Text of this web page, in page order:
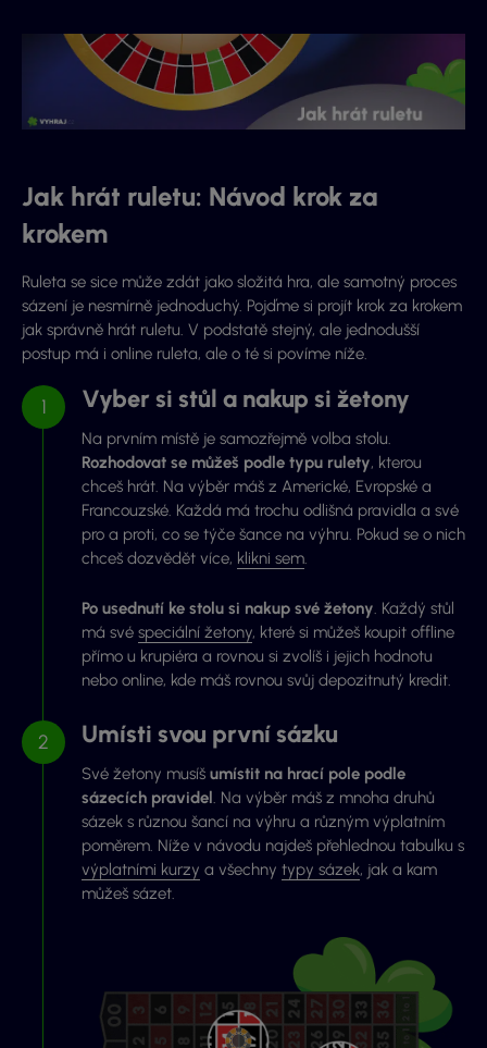
Jak hrát ruletu: Návod krok za
krokem
Ruleta se sice může zdát jako složitá hra, ale samotný proces
sázení je nesmírně jednoduchý. Pojďme si projít krok za krokem
jak správně hrát ruletu. V podstatě stejný, ale jednodušší
postup má i online ruleta, ale o té si povíme níže.
Vyber si stůl a nakup si žetony
Na prvním místě je samozřejmě volba stolu.
Rozhodovat se můžeš podle typu rulety, kterou
chceš hrát. Na výběr máš z Americké, Evropské a
Francouzské. Každá má trochu odlišná pravidla a své
pro a proti, co se týče šance na výhru. Pokud se o nich
chceš dozvědět více, klikni sem.
Po usednutí ke stolu si nakup své žetony. Každý stůl
má své speciální žetony, které si můžeš koupit offline
přímo u krupiéra a rovnou si zvolíš i jejich hodnotu
nebo online, kde máš rovnou svůj depozitnutý kredit.
Umísti svou první sázku
Své žetony musíš umístit na hrací pole podle
sázecích pravidel. Na výběr máš z mnoha druhů
sázek s různou šancí na výhru a různým výplatním
poměrem. Níže v návodu najdeš přehlednou tabulku s
výplatními kurzy a všechny typy sázek, jak a kam
můžeš sázet.